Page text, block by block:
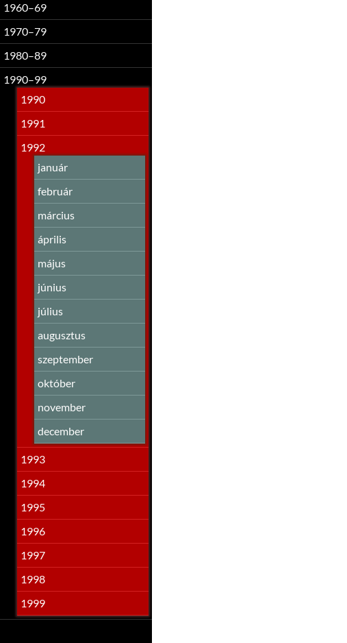
1960–69
1970–79
1980–89
1990–99
1990
1991
1992
január
február
március
április
május
június
július
augusztus
szeptember
október
november
december
1993
1994
1995
1996
1997
1998
1999